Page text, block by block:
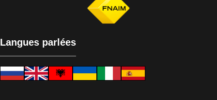
Langues parlées